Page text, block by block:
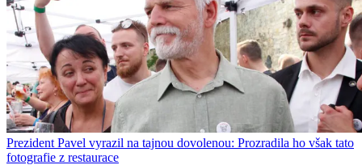
Prezident Pavel vyrazil na tajnou dovolenou: Prozradila ho však tato
fotografie z restaurace